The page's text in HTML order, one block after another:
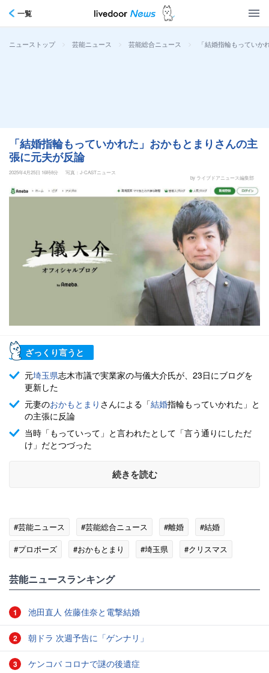
一覧
ニューストップ > 芸能ニュース > 芸能総合ニュース > 「結婚指輪もってい
「結婚指輪もっていかれた」おかもとまりさんの主
張に元夫が反論
2025年4月25日 16時8分
写真：J-CASTニュース
by ライブドアニュース編集部
ざっくり言うと
元埼玉県志木市議で実業家の与儀大介氏が、23日にブログを
更新した
元妻のおかもとまり さんによる「結婚指輪もっていかれた」と
の主張に反論
当時「もっていって」と言われたとして「言う通りにしただ
け」だとつづった
続きを読む
#芸能ニュース #芸能総合ニュース #離婚
#結婚
#プロポーズ
#おかもとまり #埼玉県 #クリスマス
芸能ニュースランキング
1 池田直人 佐藤佳奈と電撃結婚
2 朝ドラ 次週予告に「ゲンナリ」
3 ケンコバ コロナで謎の後遺症